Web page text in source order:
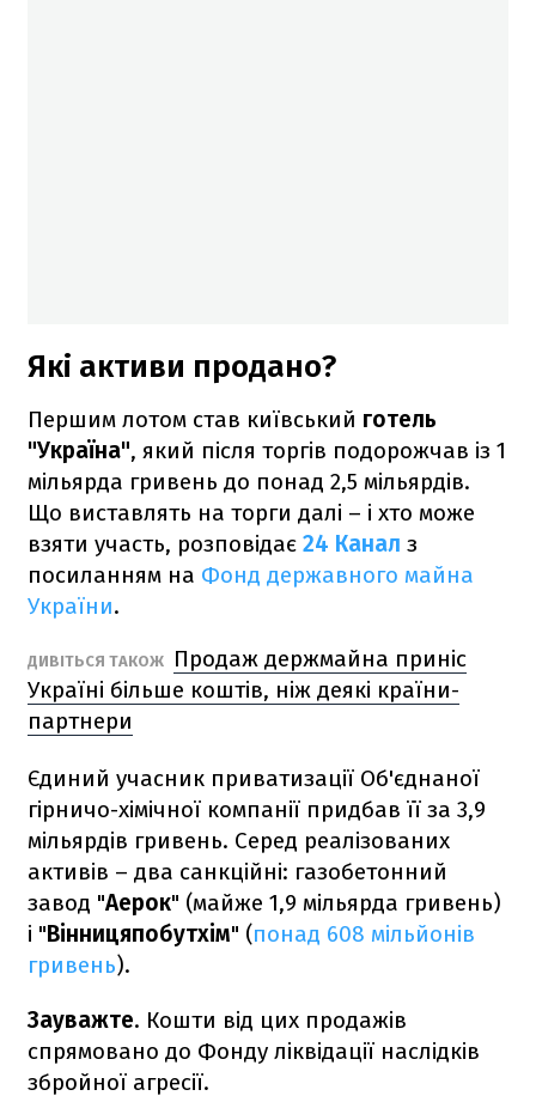
Які активи продано?
Першим лотом став київський готель
"Україна", який після торгів подорожчав із 1
мільярда гривень до понад 2,5 мільярдів.
Що виставлять на торги далі – і хто може
взяти участь, розповідає 24 Канал з
посиланням на Фонд державного майна
України.
ДИВІТЬСЯ ТАКОЖ
Продаж держмайна приніс
Україні більше коштів, ніж деякі країни-
партнери
Єдиний учасник приватизації Об'єднаної
гірничо-хімічної компанії придбав її за 3,9
мільярдів гривень. Серед реалізованих
активів – два санкційні: газобетонний
завод "Аерок" (майже 1,9 мільярда гривень)
і "Вінницяпобутхім" (понад 608 мільйонів
гривень).
Зауважте. Кошти від цих продажів
спрямовано до Фонду ліквідації наслідків
збройної агресії.